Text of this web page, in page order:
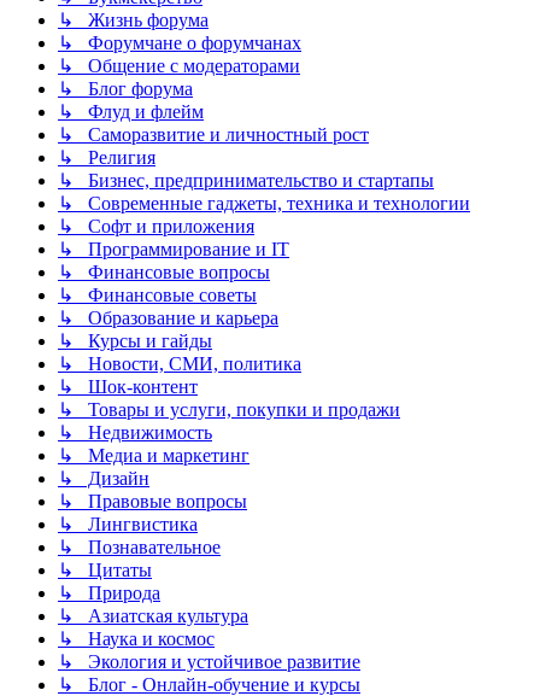
↳ Жизнь форума
↳ Форумчане о форумчанах
↳ Общение с модераторами
↳ Блог форума
↳ Флуд и флейм
↳ Саморазвитие и личностный рост
↳ Религия
↳ Бизнес, предпринимательство и стартапы
↳ Современные гаджеты, техника и технологии
↳ Софт и приложения
↳ Программирование и IT
↳ Финансовые вопросы
↳ Финансовые советы
↳ Образование и карьера
↳ Курсы и гайды
↳ Новости, СМИ, политика
↳ Шок-контент
↳ Товары и услуги, покупки и продажи
↳ Недвижимость
↳ Медиа и маркетинг
↳ Дизайн
↳ Правовые вопросы
↳ Лингвистика
↳ Познавательное
↳ Цитаты
↳ Природа
↳ Азиатская культура
↳ Наука и космос
↳ Экология и устойчивое развитие
↳ Блог - Онлайн-обучение и курсы